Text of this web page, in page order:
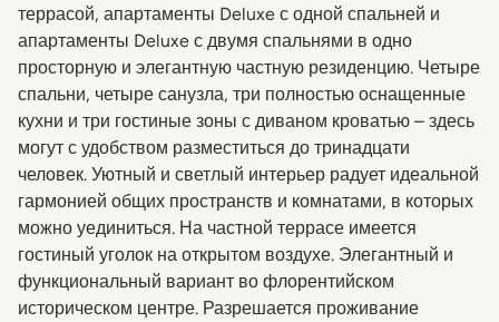
террасой, апартаменты Deluxe с одной спальней и
апартаменты Deluxe с двумя спальнями в одно
просторную и элегантную частную резиденцию. Четыре
спальни, четыре санузла, три полностью оснащенные
кухни и три гостиные зоны с диваном кроватью – здесь
могут с удобством разместиться до тринадцати
человек. Уютный и светлый интерьер радует идеальной
гармонией общих пространств и комнатами, в которых
можно уединиться. На частной террасе имеется
гостиный уголок на открытом воздухе. Элегантный и
функциональный вариант во флорентийском
историческом центре. Разрешается проживание